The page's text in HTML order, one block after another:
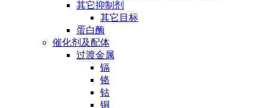
其它抑制剂
其它目标
蛋白酶
催化剂及配体
过渡金属
镉
铬
钴
铜